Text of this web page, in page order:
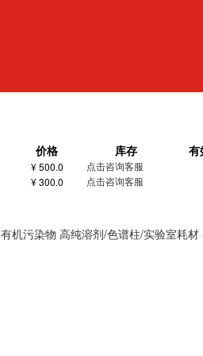
价格 库存 有
¥ 500.0 点击咨询客服
¥ 300.0 点击咨询客服
有机污染物 高纯溶剂/色谱柱/实验室耗材